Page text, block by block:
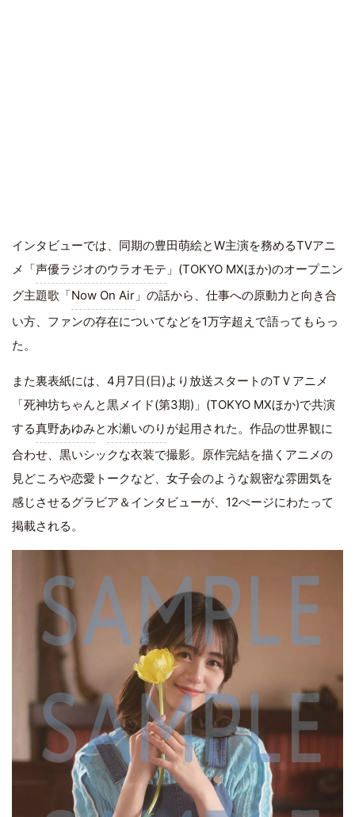
インタビューでは、同期の豊田萌絵とW主演を務めるTVアニ
メ「声優ラジオのウラオモテ 」(TOKYO MXほか)のオープニン
グ主題歌「Now On Air 」の話から、仕事への原動力と向き合
い方、ファンの存在についてなどを1万字超えで語ってもらっ
た。
また裏表紙には、4月7日(日)より放送スタートのTＶアニメ
「死神坊ちゃんと黒メイド(第3期)」(TOKYO MXほか)で共演
する真野あゆみと水瀬いのり が起用された。作品の世界観に
合わせ、黒いシックな衣装で撮影。原作完結を描くアニメの
見どころや恋愛トークなど、女子会のような親密な雰囲気を
感じさせるグラビア＆インタビューが、12ぺージにわたって
掲載される。